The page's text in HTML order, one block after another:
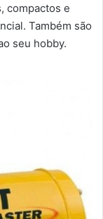
compactos e
Também são
seu hobby.